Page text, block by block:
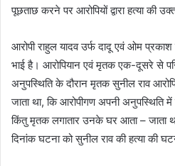
पूछताछ करने पर आरोपियों द्वारा हत्या की
आरोपी राहुल यादव उर्फ दादू एवं ओम
भाई है। आरोपियान एवं मृतक एक-दूसरे से
अनुपस्थिति के दौरान मृतक सुनील राव
जाता था, कि आरोपीगण अपनी
किंतु मृतक लगातार उनके घर आता – जाता
दिनांक घटना को सुनील राव की हत्या की